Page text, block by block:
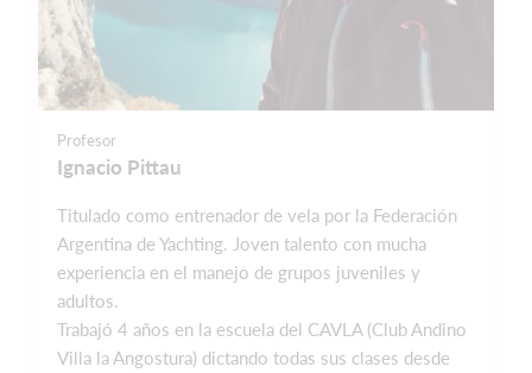
Profesor
Ignacio Pittau
Titulado como entrenador de vela por la Federación
Argentina de Yachting. Joven talento con mucha
experiencia en el manejo de grupos juveniles y
adultos.
Trabajó 4 años en la escuela del CAVLA (Club Andino
Villa la Angostura) dictando todas sus clases desde